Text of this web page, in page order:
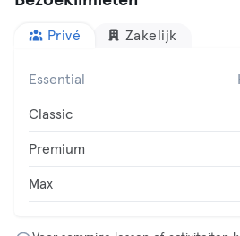
Privé Zakelijk
Essential
Classic
Premium
Max